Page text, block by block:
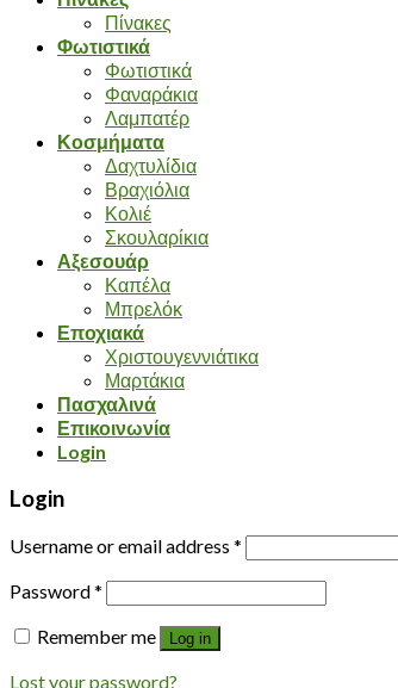
Πίνακες
Φωτιστικά
Φωτιστικά
Φαναράκια
Λαμπατέρ
Κοσμήματα
Δαχτυλίδια
Βραχιόλια
Κολιέ
Σκουλαρίκια
Αξεσουάρ
Καπέλα
Μπρελόκ
Εποχιακά
Χριστουγεννιάτικα
Μαρτάκια
Πασχαλινά
Επικοινωνία
Login
Login
Username or email address *
Password*
Remember me
Log in
Lost your password?